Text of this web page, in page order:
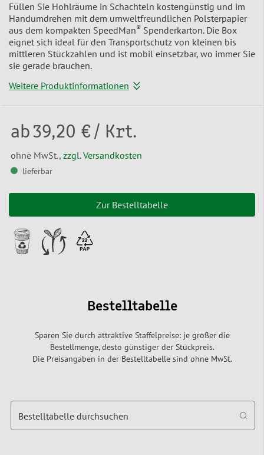
Füllen Sie Hohlräume in Schachteln kostengünstig und im
Handumdrehen mit dem umweltfreundlichen Polsterpapier
aus dem kompakten SpeedMan® Spenderkarton. Die Box
eignet sich ideal für den Transportschutz von kleinen bis
mittleren Stückzahlen und ist mobil einsetzbar, wo immer Sie
sie gerade brauchen.
Weitere Produktinformationen
ab39,20 € / Krt.
ohne MwSt., zzgl. Versandkosten
lieferbar
Zur Bestelltabelle
Bestelltabelle
Sparen Sie durch attraktive Staffelpreise: je größer die
Bestellmenge, desto günstiger der Stückpreis.
Die Preisangaben in der Bestelltabelle sind ohne MwSt.
Bestelltabelle durchsuchen